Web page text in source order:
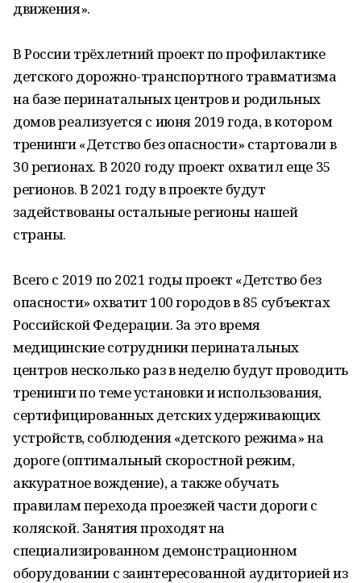
движения».
В России трёхлетний проект по профилактике
детского дорожно-транспортного травматизма
на базе перинатальных центров и родильных
домов реализуется с июня 2019 года, в котором
тренинги «Детство без опасности» стартовали в
30 регионах. В 2020 году проект охватил еще 35
регионов. В 2021 году в проекте будут
задействованы остальные регионы нашей
страны.
Всего с 2019 по 2021 годы проект «Детство без
опасности» охватит 100 городов в 85 субъектах
Российской Федерации. За это время
медицинские сотрудники перинатальных
центров несколько раз в неделю будут проводить
тренинги по теме установки и использования,
сертифицированных детских удерживающих
устройств, соблюдения «детского режима» на
дороге (оптимальный скоростной режим,
аккуратное вождение), а также обучать
правилам перехода проезжей части дороги с
коляской. Занятия проходят на
специализированном демонстрационном
оборудовании с заинтересованной аудиторией из